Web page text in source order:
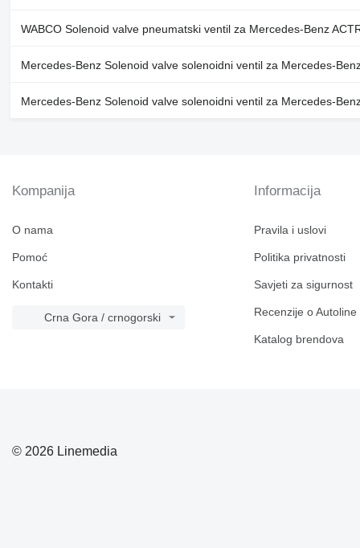
WABCO Solenoid valve pneumatski ventil za Mercedes-Benz
Mercedes-Benz Solenoid valve solenoidni ventil za Mercedes-
Mercedes-Benz Solenoid valve solenoidni ventil za Mercedes-
Kompanija
O nama
Pomoć
Kontakti
Crna Gora / crnogorski
Informacija
Pravila i uslovi
Politika privatnosti
Savjeti za sigurnost
Recenzije o Autoline
Katalog brendova
© 2026 Linemedia